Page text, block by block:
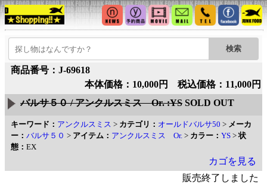
商品番号：J-69618
本体価格：10,000円 税込価格：11,000円
バルサ５０ / アンクルスミス Or. :YS SOLD OUT
キーワード： アンクルスミス > カテゴリ： オールドバルサ50 > メーカ
ー： バルサ５０ > アイテム： アンクルスミス Or. > カラー： YS >状
態： EX
カゴを見る
販売終了しました